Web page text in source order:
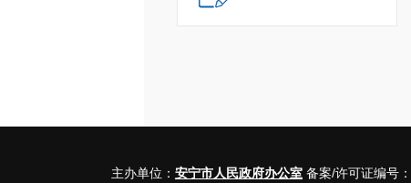
主办单位： 安宁市人民政府办公室 备案/许可证编号：